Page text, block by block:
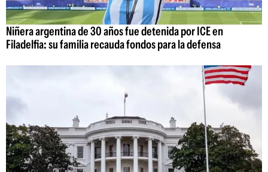
Niñera argentina de 30 años fue detenida por ICE en
Filadelfia: su familia recauda fondos para la defensa